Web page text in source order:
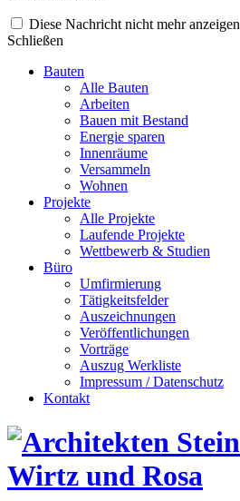
Diese Nachricht nicht mehr anzeigen
Schließen
Bauten
Alle Bauten
Arbeiten
Bauen mit Bestand
Energie sparen
Innenräume
Versammeln
Wohnen
Projekte
Alle Projekte
Laufende Projekte
Wettbewerb & Studien
Büro
Umfirmierung
Tätigkeitsfelder
Auszeichnungen
Veröffentlichungen
Vorträge
Auszug Werkliste
Impressum / Datenschutz
Kontakt